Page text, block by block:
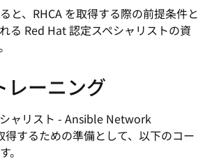
と、RHCA を取得する際の前提条件と
る Red Hat 認定スペシャリストの資
レーニング
ャリスト - Ansible Network
するための準備として、以下のコー
。